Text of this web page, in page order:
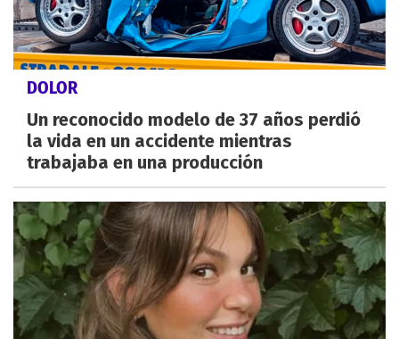
DOLOR
Un reconocido modelo de 37 años perdió
la vida en un accidente mientras
trabajaba en una producción